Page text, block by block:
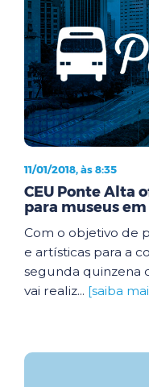
11/01/2018, às 8:35
CEU Ponte Alta
para museus em
Com o objetivo de
e artísticas para a
segunda quinzena
vai realiz... [saiba